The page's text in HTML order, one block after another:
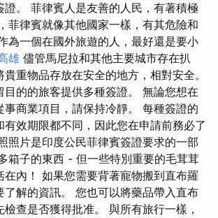
證。 菲律賓人是友善的人民，有著積極
菲律賓就像其他國家一樣，有其危險和
為一個在國外旅遊的人，最好還是要小
雄 儘管馬尼拉和其他主要城市存在扒
重物品存放在安全的地方，相對安全。
目的的旅客提供多種簽證。 無論您想在
事商業項目，請保持冷靜。 每種簽證的
有效期限都不同，因此您在申請前務必了
照片是印度公民菲律賓簽證要求的一部
箱子的東西 - 但一些特別重要的毛茸茸
在內！ 如果您需要背著寵物搬到直布羅
了解的資訊。 您也可以將藥品帶入直布
查是否獲得批准。 與所有旅行一樣，